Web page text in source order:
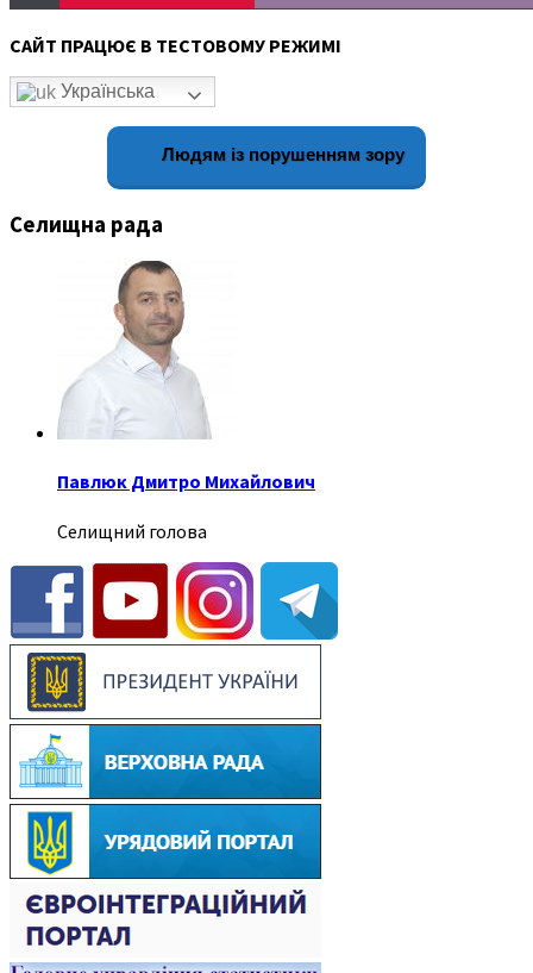
САЙТ ПРАЦЮЄ В ТЕСТОВОМУ РЕЖИМІ
Українська
Людям із порушенням зору
Селищна рада
Павлюк Дмитро Михайлович
Селищний голова